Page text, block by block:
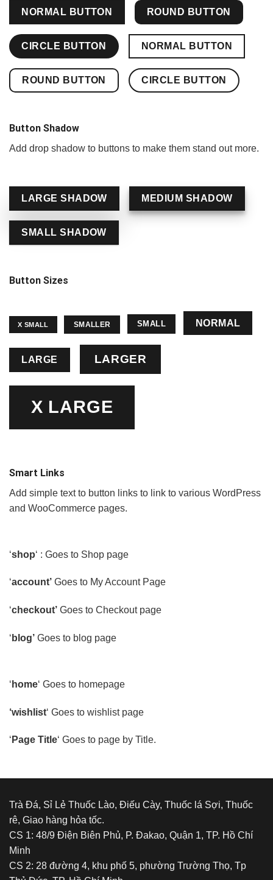
NORMAL BUTTON ROUND BUTTON
CIRCLE BUTTON NORMAL BUTTON
ROUND BUTTON CIRCLE BUTTON
Button Shadow
Add drop shadow to buttons to make them stand out more.
LARGE SHADOW MEDIUM SHADOW
SMALL SHADOW
Button Sizes
X SMALL SMALLER SMALL NORMAL
LARGE LARGER
X LARGE
Smart Links
Add simple text to button links to link to various WordPress
and WooCommerce pages.
‘shop‘ : Goes to Shop page
‘account’ Goes to My Account Page
‘checkout’ Goes to Checkout page
‘ blog’ Goes to blog page
‘ home‘ Goes to homepage
‘wishlist‘ Goes to wishlist page
‘ Page Title‘ Goes to page by Title.
Trà Đá, Sỉ Lẻ Thuốc Lào, Điếu Cày, Thuốc lá Sợi, Thuốc
rê, Giao hàng hỏa tốc.
CS 1: 48/9 Điện Biên Phủ, P. Đakao, Quận 1, TP. Hồ Chí
Minh
CS 2: 28 đường 4, khu phố 5, phường Trường Thọ, Tp